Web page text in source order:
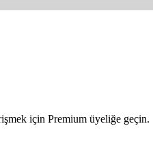
için Premium üyeliğe geçin.